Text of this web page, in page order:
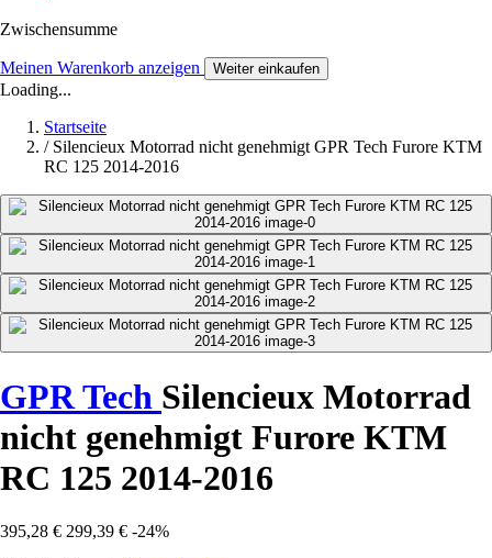
Zwischensumme
Meinen Warenkorb anzeigen Weiter einkaufen
Loading...
Startseite
/ Silencieux Motorrad nicht genehmigt GPR Tech Furore KTM
RC 125 2014-2016
GPR Tech Silencieux Motorrad
nicht genehmigt Furore KTM
RC 125 2014-2016
395,28 € 299,39 € -24%